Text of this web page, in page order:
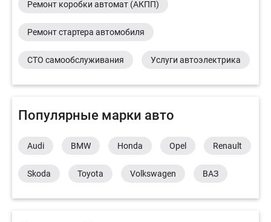
Ремонт коробки автомат (АКПП)
Ремонт стартера автомобиля
СТО самообслуживания Услуги автоэлектрика
Популярные марки авто
Audi BMW Honda Opel Renault
Skoda Toyota Volkswagen ВАЗ